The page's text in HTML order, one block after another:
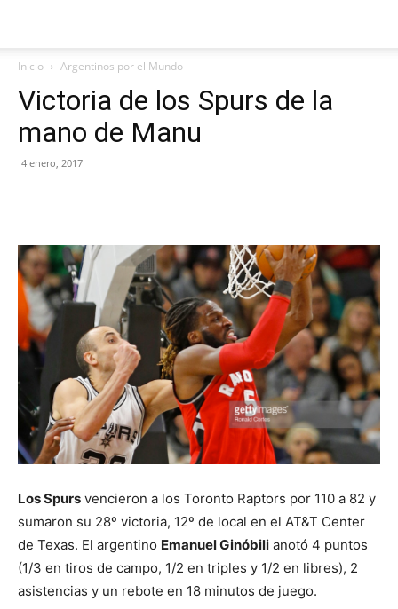
Inicio Argentinos por el Mundo
Victoria de los Spurs de la
mano de Manu
4 enero, 2017
Los Spurs vencieron a los Toronto Raptors por 110 a 82 y
sumaron su 28º victoria, 12º de local en el AT&T Center
de Texas. El argentino Emanuel Ginóbili anotó 4 puntos
(1/3 en tiros de campo, 1/2 en triples y 1/2 en libres), 2
asistencias y un rebote en 18 minutos de juego.